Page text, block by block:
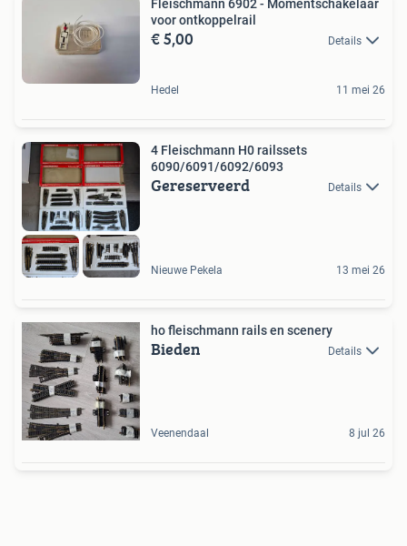
Fleischmann 6902 - Momentschakelaar
voor ontkoppelrail
€ 5,00 Details
Hedel 11 mei 26
4 Fleischmann H0 railssets
6090/6091/6092/6093
Gereserveerd Details
Nieuwe Pekela 13 mei 26
ho fleischmann rails en scenery
Bieden Details
Veenendaal 8 jul 26